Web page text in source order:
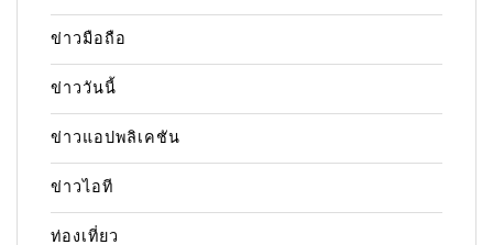
ข่าวมือถือ
ข่าววันนี้
ข่าวแอปพลิเคชัน
ข่าวไอที
ท่องเที่ยว